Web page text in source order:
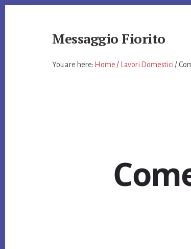
Messaggio Fiorito
e
You are here: Home / Lavori Domestici /